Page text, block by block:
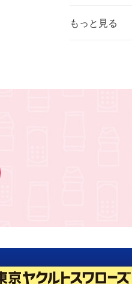
もっと見る